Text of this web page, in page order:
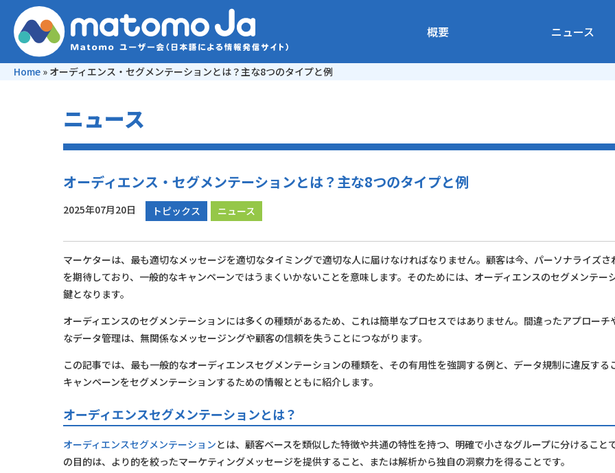
概要 ニュース
Home » オーディエンス・セグメンテーションとは？主な8つのタイプと例
ニュース
オーディエンス・セグメンテーションとは？主な8つのタイプと例
2025年07月20日 トピックス ニュース
マーケターは、最も適切なメッセージを適切なタイミングで適切な人に届けなければなりません。顧客は今、パーソナライズさ
を期待しており、一般的なキャンペーンではうまくいかないことを意味します。そのためには、オーディエンスのセグメンテー
鍵となります。
オーディエンスのセグメンテーションには多くの種類があるため、これは簡単なプロセスではありません。間違ったアプローチ
なデータ管理は、無関係なメッセージングや顧客の信頼を失うことにつながります。
この記事では、最も一般的なオーディエンスセグメンテーションの種類を、その有用性を強調する例と、データ規制に違反する
キャンペーンをセグメンテーションするための情報とともに紹介します。
オーディエンスセグメンテーションとは？
オーディエンスセグメンテーションとは、顧客ベースを類似した特徴や共通の特性を持つ、明確で小さなグループに分けること
の目的は、より的を絞ったマーケティングメッセージを提供すること、または解析から独自の洞察力を得ることです。